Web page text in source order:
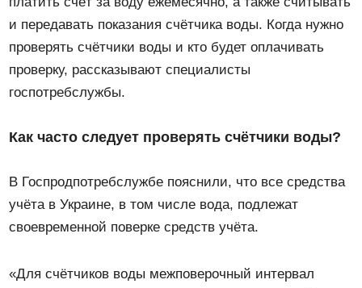
и передавать показания счётчика воды. Когда нужно
проверять счётчики воды и кто будет оплачивать
проверку, рассказывают специалисты
госпотребслужбы.
Как часто следует проверять счётчики воды?
В Госпродпотребслужбе пояснили, что все средства
учёта в Украине, в том числе вода, подлежат
своевременной поверке средств учёта.
«Для счётчиков воды межповерочный интервал